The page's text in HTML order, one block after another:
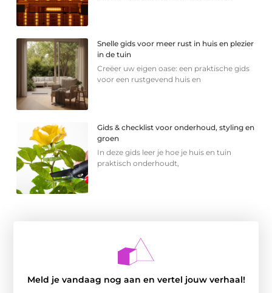
Snelle gids voor meer rust in huis en plezier
in de tuin
Creëer uw eigen oase: een praktische gids
voor een rustgevend huis en
Gids & checklist voor onderhoud, styling en
groen
In deze gids leer je hoe je huis en tuin
praktisch onderhoudt,
Meld je vandaag nog aan en vertel jouw verhaal!